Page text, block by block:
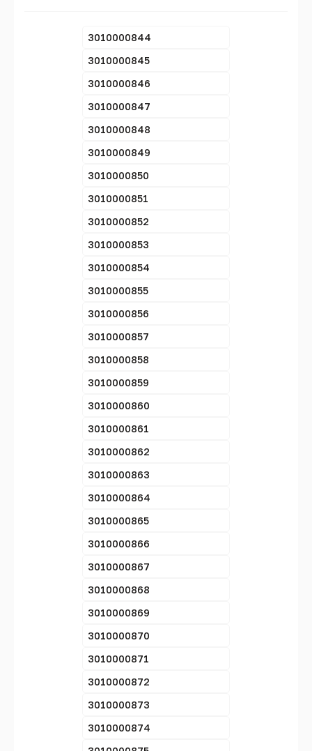
3010000844
3010000845
3010000846
3010000847
3010000848
3010000849
3010000850
3010000851
3010000852
3010000853
3010000854
3010000855
3010000856
3010000857
3010000858
3010000859
3010000860
3010000861
3010000862
3010000863
3010000864
3010000865
3010000866
3010000867
3010000868
3010000869
3010000870
3010000871
3010000872
3010000873
3010000874